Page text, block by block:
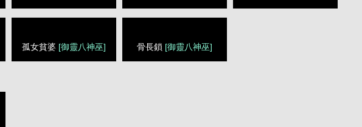
孤女貧婆 [御靈八神巫] 骨長鎖 [御靈八神巫]